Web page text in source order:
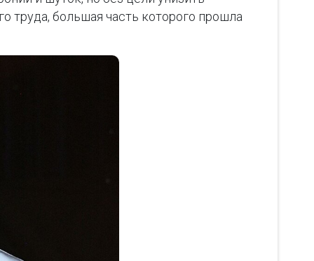
труда, большая часть которого прошла